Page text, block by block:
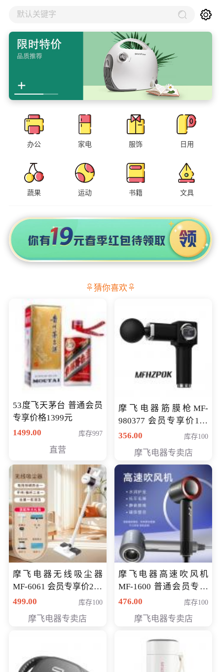
默认关键字
办公 家电 服饰 日用
蔬果 运动 书籍 文具
猜你喜欢
53度飞天茅台 普通会员
专享价格1399元
1499.00
库存997
直营
摩飞电器筋膜枪MF-
980377 会员专享价199
元
356.00 库存100
摩飞电器专卖店
摩飞电器无线吸尘器
MF-6061 会员专享价299
元
499.00 库存100
摩飞电器专卖店
摩飞电器高速吹风机
MF-1600 普通会员专享
价298元
476.00 库存100
摩飞电器专卖店